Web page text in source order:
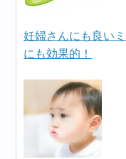
妊婦さんにも良い
にも効果的！